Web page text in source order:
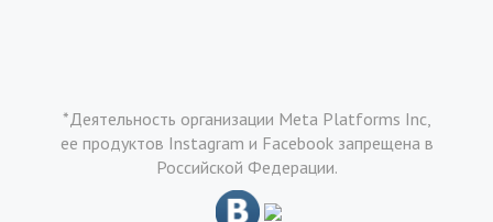
*Деятельность организации Meta Platforms Inc,
ее продуктов Instagram и Facebook запрещена в
Российской Федерации.